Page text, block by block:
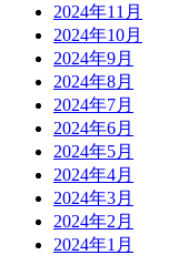
2024年11月
2024年10月
2024年9月
2024年8月
2024年7月
2024年6月
2024年5月
2024年4月
2024年3月
2024年2月
2024年1月